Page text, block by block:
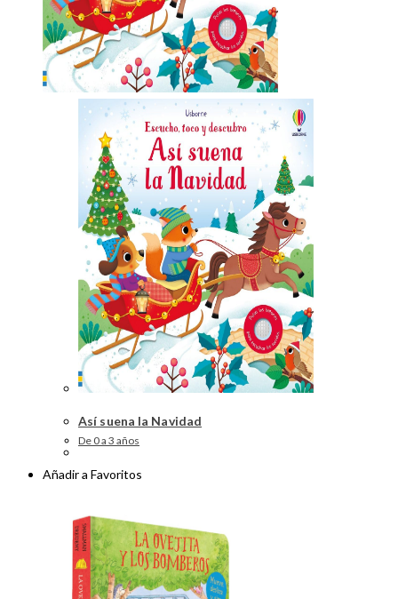
Así suena la Navidad
De 0 a 3 años
Añadir a Favoritos